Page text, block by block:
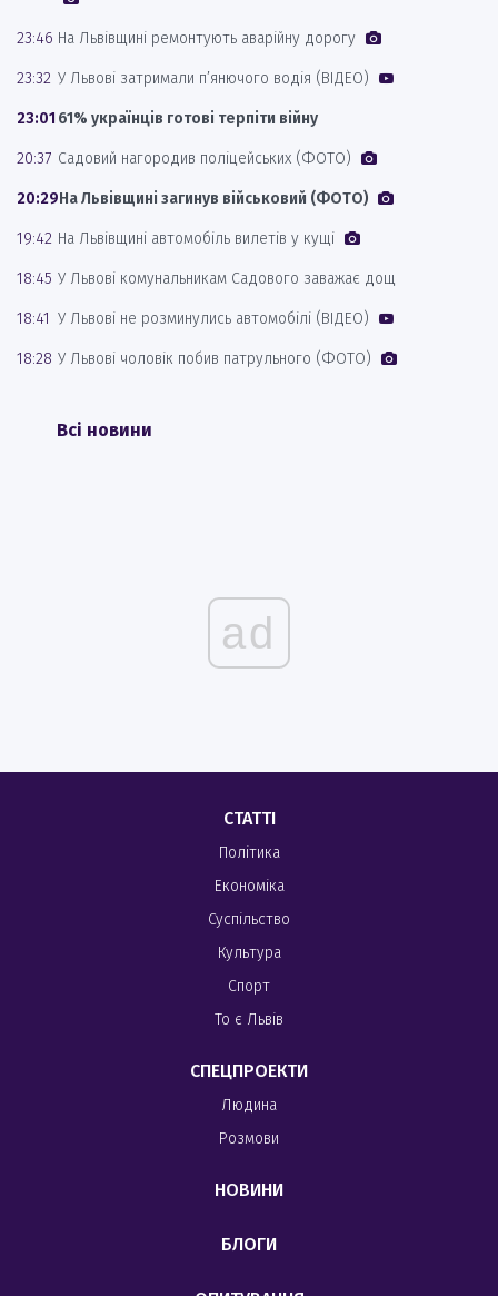
23:46 На Львівщині ремонтують аварійну дорогу
23:32 У Львові затримали п’янючого водія (ВІДЕО)
23:01 61% українців готові терпіти війну
20:37 Садовий нагородив поліцейських (ФОТО)
20:29На Львівщині загинув військовий (ФОТО)
19:42 На Львівщині автомобіль вилетів у кущі
18:45 У Львові комунальникам Садового заважає дощ
18:41 У Львові не розминулись автомобілі (ВІДЕО)
18:28 У Львові чоловік побив патрульного (ФОТО)
Всі новини
ad
СТАТТІ
Політика
Економіка
Суспільство
Культура
Спорт
То є Львів
СПЕЦПРОЕКТИ
Людина
Розмови
НОВИНИ
БЛОГИ